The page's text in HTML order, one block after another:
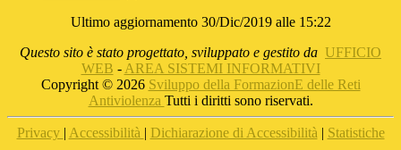
Ultimo aggiornamento 30/Dic/2019 alle 15:22
Questo sito è stato progettato, sviluppato e gestito da UFFICIO
WEB - AREA SISTEMI INFORMATIVI
Copyright © 2026 Sviluppo della FormazionE delle Reti
Antiviolenza Tutti i diritti sono riservati.
Privacy | Accessibilità | Dichiarazione di Accessibilità | Statistiche